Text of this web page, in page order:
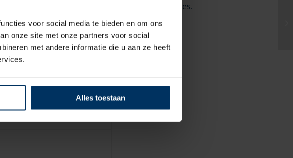
voor social media te bieden en om ons
onze site met onze partners voor social
met andere informatie die u aan ze heeft
Alles toestaan
mede door de uitvoerige en duidelijke instructies.
voldoen aan de EMC-eisen.